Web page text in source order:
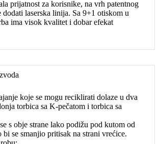
prijatnost za korisnike, na vrh patentnog
dodati laserska linija. Sa 9+1 otiskom u
ima visok kvalitet i dobar efekat
koje se mogu reciklirati dolaze u dva
torbica sa K-pečatom i torbica sa
s obje strane lako podižu pod kutom od
bi se smanjio pritisak na strani vrećice.